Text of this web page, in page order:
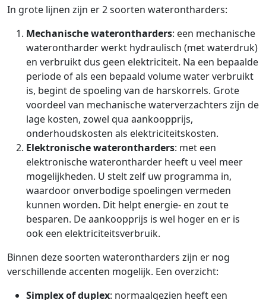
In grote lijnen zijn er 2 soorten waterontharders:
Mechanische waterontharders: een mechanische
waterontharder werkt hydraulisch (met waterdruk)
en verbruikt dus geen elektriciteit. Na een bepaalde
periode of als een bepaald volume water verbruikt
is, begint de spoeling van de harskorrels. Grote
voordeel van mechanische waterverzachters zijn de
lage kosten, zowel qua aankoopprijs,
onderhoudskosten als elektriciteitskosten.
Elektronische waterontharders: met een
elektronische waterontharder heeft u veel meer
mogelijkheden. U stelt zelf uw programma in,
waardoor onverbodige spoelingen vermeden
kunnen worden. Dit helpt energie- en zout te
besparen. De aankoopprijs is wel hoger en er is
ook een elektriciteitsverbruik.
Binnen deze soorten waterontharders zijn er nog
verschillende accenten mogelijk. Een overzicht:
Simplex of duplex: normaalgezien heeft een